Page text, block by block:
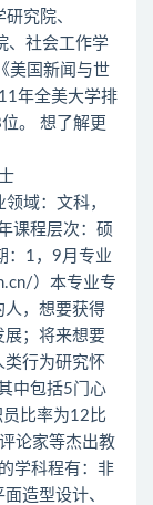
究院、
、社会工作学
美国新闻与世
年全美大学排
。 想了解更
域：文科，
课程层次：硕
：1，9月专业
）本专业专
人，想要获得
展；将来想要
行为研究怀
中包括5门心
比率为12比
论家等杰出教
学科程有：非
造型设计、